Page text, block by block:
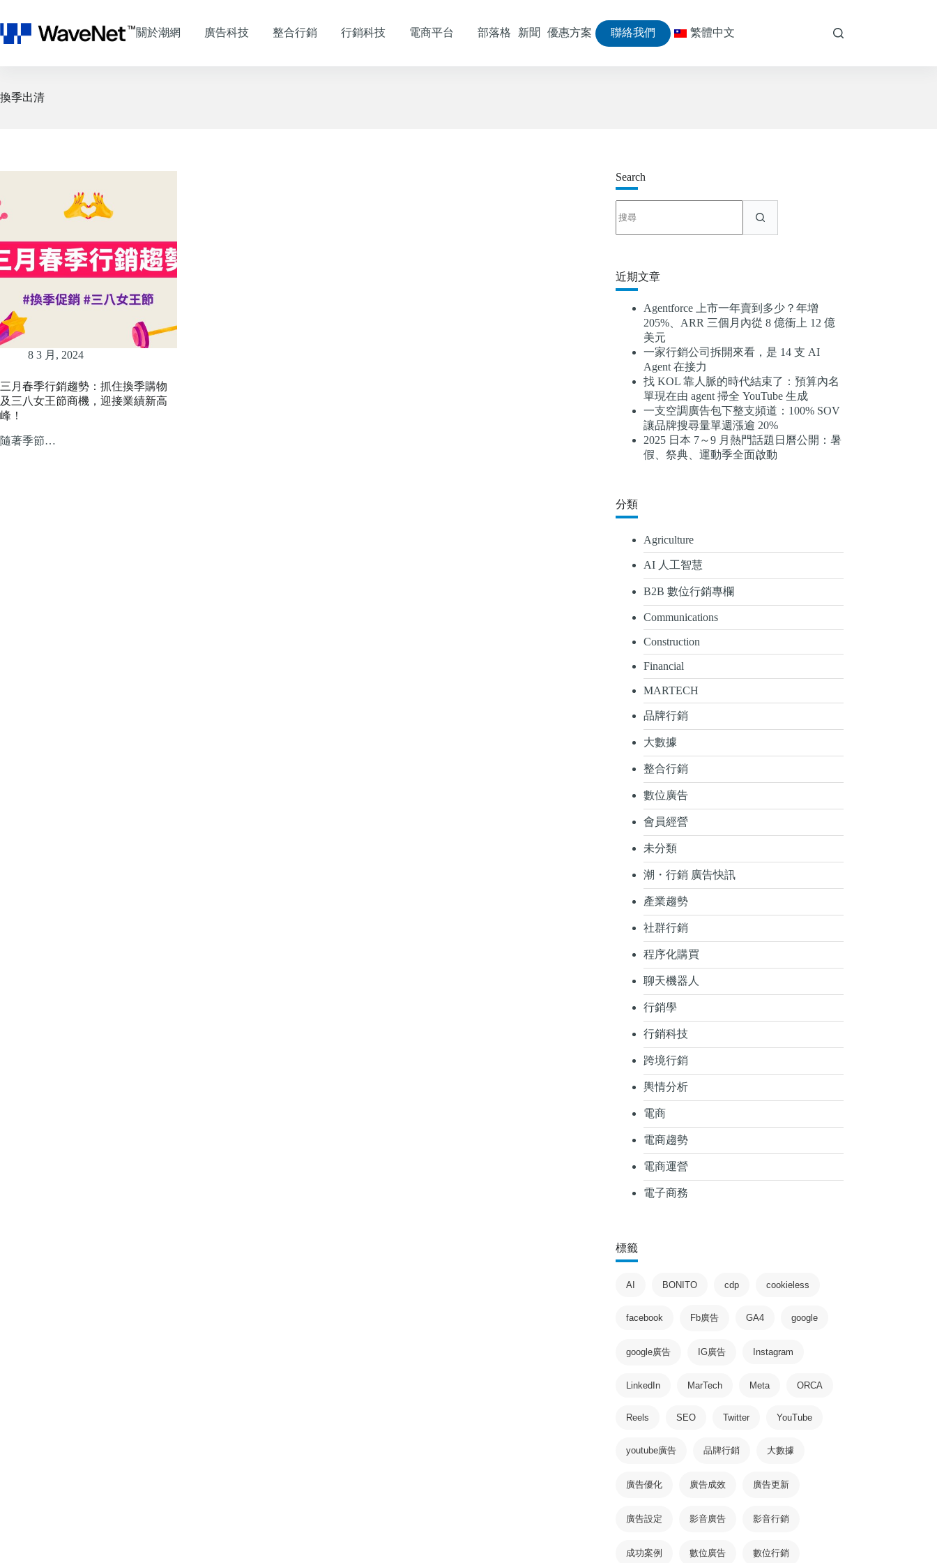
至
主
關於潮網 廣告科技 整合行銷 行銷科技 電商平台 部落格 新聞 優惠方案 聯絡我們 繁體中文
換季出清
8 3 月, 2024
三月春季行銷趨勢：抓住換季購物
及三八女王節商機，迎接業績新高
峰！
隨著季節…
Search
不
到
條
件
近期文章
Agentforce 上市一年賣到多少？年增
205%、ARR 三個月內從 8 億衝上 12 億
美元
一家行銷公司拆開來看，是 14 支 AI
Agent 在接力
找 KOL 靠人脈的時代結束了：預算內名
單現在由 agent 掃全 YouTube 生成
一支空調廣告包下整支頻道：100% SOV
讓品牌搜尋量單週漲逾 20%
2025 日本 7～9 月熱門話題日曆公開：暑
假、祭典、運動季全面啟動
分類
Agriculture
AI 人工智慧
B2B 數位行銷專欄
Communications
Construction
Financial
MARTECH
品牌行銷
大數據
整合行銷
數位廣告
會員經營
未分類
潮・行銷 廣告快訊
產業趨勢
社群行銷
程序化購買
聊天機器人
行銷學
行銷科技
跨境行銷
輿情分析
電商
電商趨勢
電商運營
電子商務
標籤
AI BONITO cdp cookieless
facebook Fb廣告 GA4 google
google廣告 IG廣告 Instagram
LinkedIn MarTech Meta ORCA
Reels SEO Twitter YouTube
youtube廣告 品牌行銷 大數據
廣告優化 廣告成效 廣告更新
廣告設定 影音廣告 影音行銷
成功案例 數位廣告 數位行銷